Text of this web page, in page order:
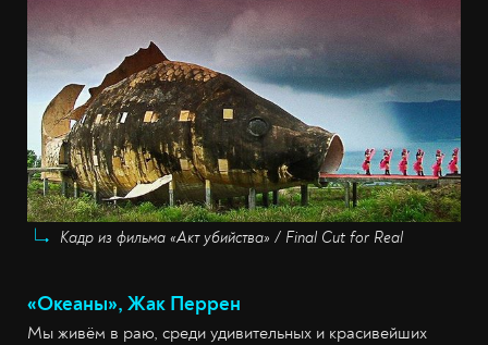
Кадр из фильма «Акт убийства» / Final Cut for Real
«Океаны», Жак Перрен
Мы живём в раю, среди удивительных и красивейших